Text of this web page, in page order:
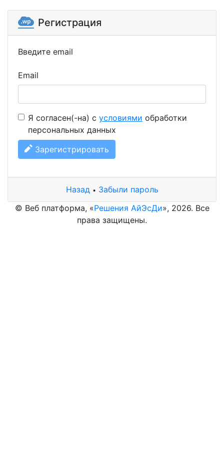
Регистрация
Введите email
Email
Я согласен(-на) с условиями обработки
персональных данных
Зарегистрировать
Назад • Забыли пароль
© Веб платформа, «Решения АйЭсДи», 2026. Все
права защищены.